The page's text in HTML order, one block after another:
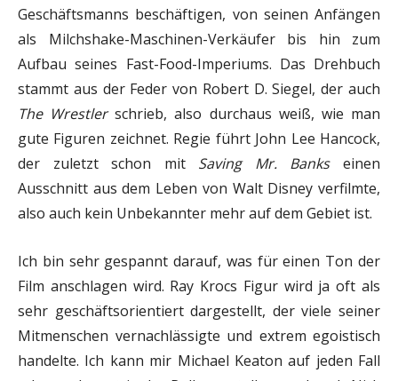
Geschäftsmanns beschäftigen, von seinen Anfängen
als Milchshake-Maschinen-Verkäufer bis hin zum
Aufbau seines Fast-Food-Imperiums. Das Drehbuch
stammt aus der Feder von Robert D. Siegel, der auch
The Wrestlerschrieb, also durchaus weiß, wie man
gute Figuren zeichnet. Regie führt John Lee Hancock,
der zuletzt schon mit Saving Mr. Bankseinen
Ausschnitt aus dem Leben von Walt Disney verfilmte,
also auch kein Unbekannter mehr auf dem Gebiet ist.
Ich bin sehr gespannt darauf, was für einen Ton der
Film anschlagen wird. Ray Krocs Figur wird ja oft als
sehr geschäftsorientiert dargestellt, der viele seiner
Mitmenschen vernachlässigte und extrem egoistisch
handelte. Ich kann mir Michael Keaton auf jeden Fall